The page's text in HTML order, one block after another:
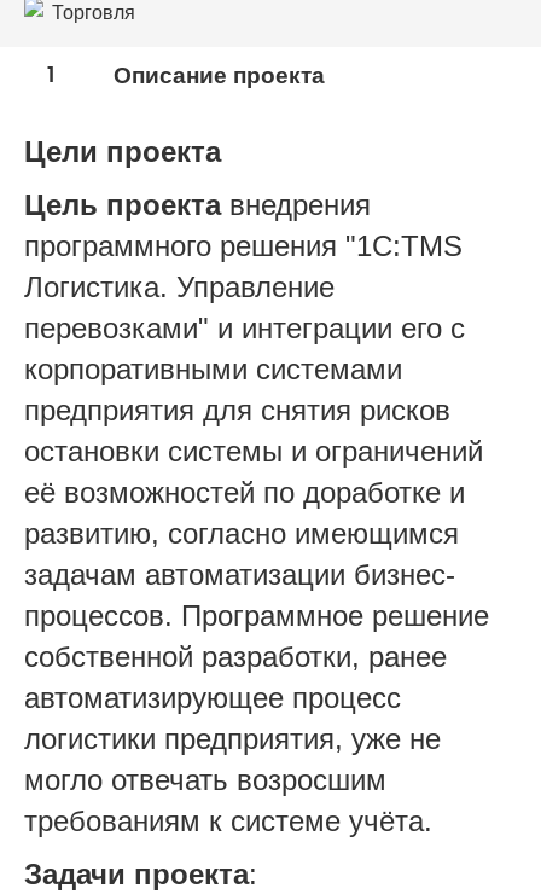
Торговля
1 Описание проекта
Цели проекта
Цель проектавнедрения
программного решения "1С:TMS
Логистика. Управление
перевозками" и интеграции его с
корпоративными системами
предприятия для снятия рисков
остановки системы и ограничений
её возможностей по доработке и
развитию, согласно имеющимся
задачам автоматизации бизнес-
процессов. Программное решение
собственной разработки, ранее
автоматизирующее процесс
логистики предприятия, уже не
могло отвечать возросшим
требованиям к системе учёта.
Задачи проекта: